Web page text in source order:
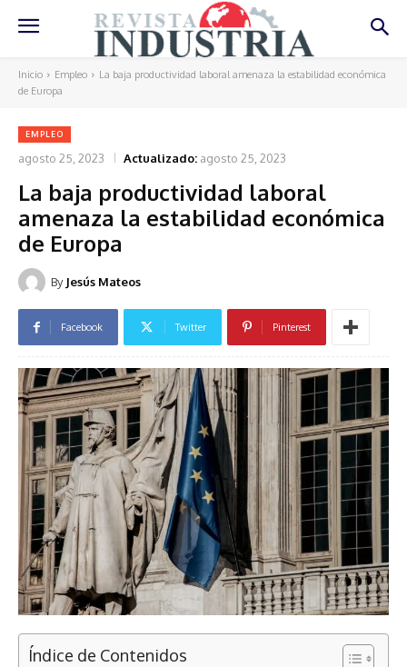
Inicio Empleo
La baja productividad laboral amenaza la estabilidad económica
de Europa
EMPLEO
agosto 25, 2023 Actualizado: agosto 25, 2023
La baja productividad laboral
amenaza la estabilidad económica
de Europa
By Jesús Mateos
Facebook Twitter Pinterest
Índice de Contenidos